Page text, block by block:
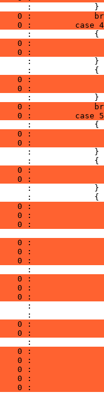
:             }
0 :
0 :         case
:             {
0 :
0 :
:             }
:             {
0 :
0 :
:             }
0 :
0 :         case
:             {
0 :
0 :
:             }
:             {
0 :
0 :
:             }
:             {
0 :
0 :
0 :
0 :
0 :
0 :
:
0 :
0 :
0 :
:
:
0 :
0 :
:
0 :
0 :
0 :
0 :
0 :